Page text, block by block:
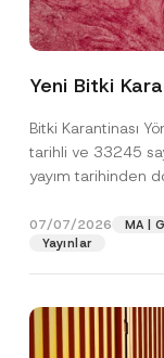
Yeni Bitki
Bitki Karantinası
tarihli ve 33245
yayım tarihinden
07/07/2026
MA |
Yayınlar